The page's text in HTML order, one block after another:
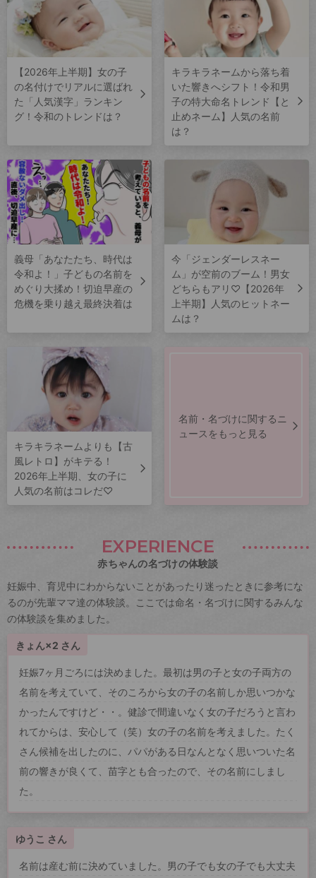
【2026年上半期】女の子
の名付けでリアルに選ばれ
た「人気漢字」ランキン
グ！令和のトレンドは？
キラキラネームから落ち着
いた響きへシフト！令和男
子の特大命名トレンド【と
止めネーム】人気の名前
は？
義母「あなたたち、時代は
令和よ！」子どもの名前を
めぐり大揉め！切迫早産の
危機を乗り越え最終決着は
今「ジェンダーレスネー
ム」が空前のブーム！男女
どちらもアリ♡【2026年
上半期】人気のヒットネー
ムは？
キラキラネームよりも【古
風レトロ】がキテる！
2026年上半期、女の子に
人気の名前はコレだ♡
名前・名づけに関するニ
ュースをもっと見る
EXPERIENCE
赤ちゃんの名づけの体験談
妊娠中、育児中にわからないことがあったり迷ったときに参考にな
るのが先輩ママ達の体験談。ここでは命名・名づけに関するみんな
の体験談を集めました。
きょん×2 さん
妊娠7ヶ月ごろには決めました。最初は男の子と女の子両方の
名前を考えていて、そのころから女の子の名前しか思いつかな
かったんですけど・・。健診で間違いなく女の子だろうと言わ
れてからは、安心して（笑）女の子の名前を考えました。たく
さん候補を出したのに、パパがある日なんとなく思いついた名
前の響きが良くて、苗字とも合ったので、その名前にしまし
た。
ゆうこ さん
名前は産む前に決めていました。男の子でも女の子でも大丈夫